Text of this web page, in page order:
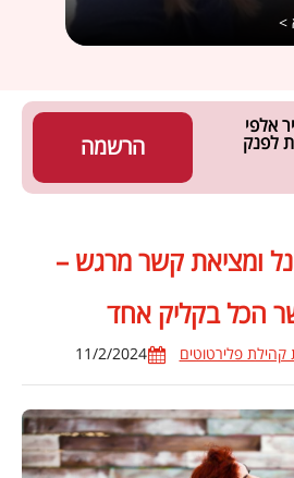
>
הרשמה
אלפי
לפנק
ומציאת קשר מרגש –
הכל בקליק אחד
קהילת פלירטוטים 11/2/2024